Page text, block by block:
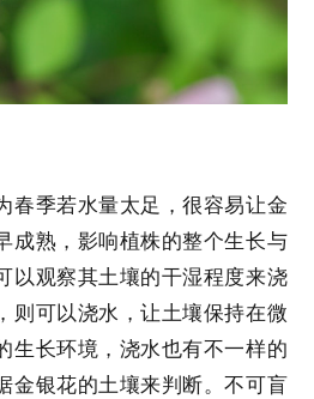
春季若水量太足，很容易让金
成熟，影响植株的整个生长与
以观察其土壤的干湿程度来浇
则可以浇水，让土壤保持在微
生长环境，浇水也有不一样的
金银花的土壤来判断。不可盲